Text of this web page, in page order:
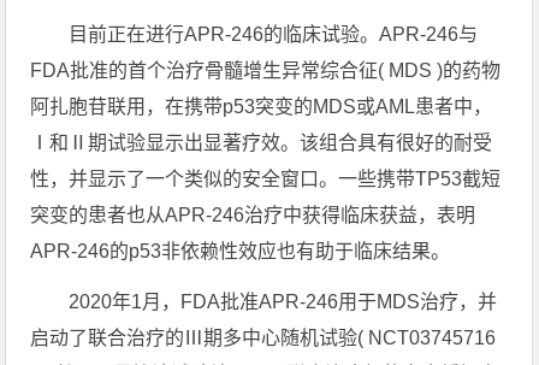
目前正在进行APR-246的临床试验。APR-246与
FDA批准的首个治疗骨髓增生异常综合征( MDS )的药物
阿扎胞苷联用，在携带p53突变的MDS或AML患者中，
Ⅰ和Ⅱ期试验显示出显著疗效。该组合具有很好的耐受
性，并显示了一个类似的安全窗口。一些携带TP53截短
突变的患者也从APR-246治疗中获得临床获益，表明
APR-246的p53非依赖性效应也有助于临床结果。
2020年1月，FDA批准APR-246用于MDS治疗，并
启动了联合治疗的Ⅲ期多中心随机试验( NCT03745716